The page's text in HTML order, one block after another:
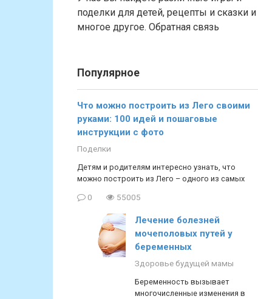
поделки для детей, рецепты и сказки и
многое другое. Обратная связь
Популярное
Что можно построить из Лего своими
руками: 100 идей и пошаговые
инструкции с фото
Поделки
Детям и родителям интересно узнать, что
можно построить из Лего – одного из самых
0 55005
Лечение болезней
мочеполовых путей у
беременных
Здоровье будущей мамы
Беременность вызывает
многочисленные изменения в